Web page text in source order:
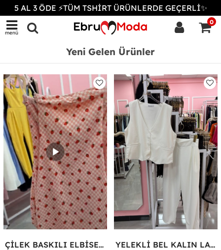
5 AL 3 ÖDE ⚡TÜM TSHİRT ÜRÜNLERDE GEÇERLİ✨
menü
0
Yeni Gelen Ürünler
ÇİLEK BASKILI ELBİSE Bej YELEKLİ BEL KALIN LASTİK İKİLİ TAKIM Beyaz